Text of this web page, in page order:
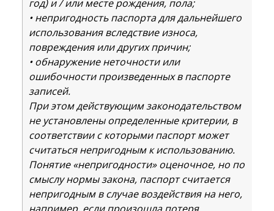
год) и / или месте рождения, пола;
• непригодность паспорта для дальнейшего
использования вследствие износа,
повреждения или других причин;
• обнаружение неточности или
ошибочности произведенных в паспорте
записей.
При этом действующим законодательством
не установлены определенные критерии, в
соответствии с которыми паспорт может
считаться непригодным к использованию.
Понятие «непригодности» оценочное, но по
смыслу нормы закона, паспорт считается
непригодным в случае воздействия на него,